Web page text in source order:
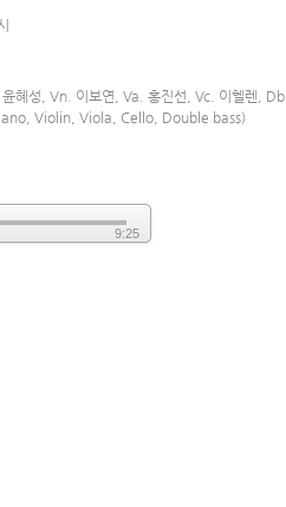
혜성, Vn. 이보연, Va. 홍진선, Vc. 이헬렌, Db.
Violin, Viola, Cello, Double bass)
9:25